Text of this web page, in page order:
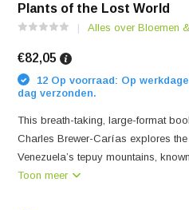
Plants of the Lost World
Alles over Bloemen
€82,05
12 Op voorraad: Op
dag verzonden.
This breath-taking, large-format
Charles Brewer-Carías explores
Venezuela’s tepuy mountains,
Toon meer